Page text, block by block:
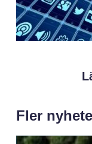
Fler